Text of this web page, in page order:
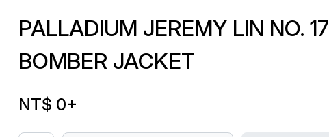
PALLADIUM JEREMY LIN NO. 17
BOMBER JACKET
NT$ 0+